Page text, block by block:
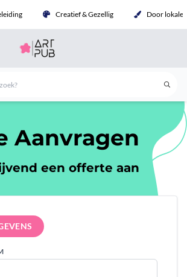
Creatief & Gezellig Door lokale
Aanvragen
een offerte aan